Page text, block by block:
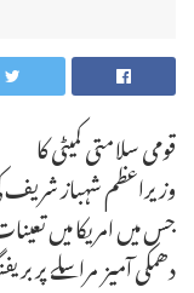
قومی سلامتی کمیٹی کا
وزیراعظم شہباز شریف
جس میں امریکا میں
دھمکی آمیز مراسلے پر